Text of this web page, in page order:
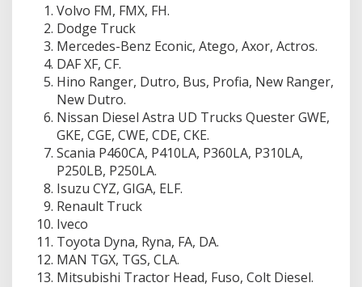
Volvo FM, FMX, FH.
Dodge Truck
Mercedes-Benz Econic, Atego, Axor, Actros.
DAF XF, CF.
Hino Ranger, Dutro, Bus, Profia, New Ranger,
New Dutro.
Nissan Diesel Astra UD Trucks Quester GWE,
GKE, CGE, CWE, CDE, CKE.
Scania P460CA, P410LA, P360LA, P310LA,
P250LB, P250LA.
Isuzu CYZ, GIGA, ELF.
Renault Truck
Iveco
Toyota Dyna, Ryna, FA, DA.
MAN TGX, TGS, CLA.
Mitsubishi Tractor Head, Fuso, Colt Diesel.